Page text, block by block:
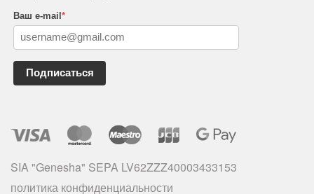
Ваш e-mail *
Подписаться
SIA "Genesha" SEPA LV62ZZZ40003433153
политика конфиденциальности